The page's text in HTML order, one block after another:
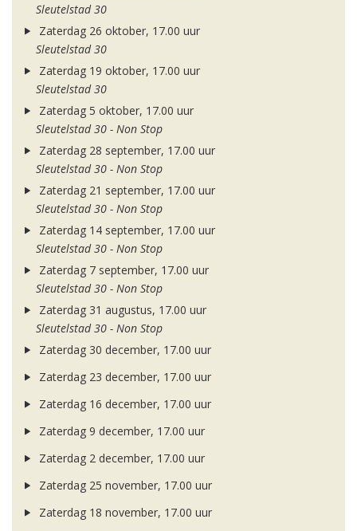
Sleutelstad 30
Zaterdag 26 oktober, 17.00 uur
Sleutelstad 30
Zaterdag 19 oktober, 17.00 uur
Sleutelstad 30
Zaterdag 5 oktober, 17.00 uur
Sleutelstad 30 - Non Stop
Zaterdag 28 september, 17.00 uur
Sleutelstad 30 - Non Stop
Zaterdag 21 september, 17.00 uur
Sleutelstad 30 - Non Stop
Zaterdag 14 september, 17.00 uur
Sleutelstad 30 - Non Stop
Zaterdag 7 september, 17.00 uur
Sleutelstad 30 - Non Stop
Zaterdag 31 augustus, 17.00 uur
Sleutelstad 30 - Non Stop
Zaterdag 30 december, 17.00 uur
Zaterdag 23 december, 17.00 uur
Zaterdag 16 december, 17.00 uur
Zaterdag 9 december, 17.00 uur
Zaterdag 2 december, 17.00 uur
Zaterdag 25 november, 17.00 uur
Zaterdag 18 november, 17.00 uur